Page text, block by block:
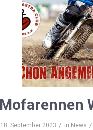
Mofarennen
18. September 2023 / in News /